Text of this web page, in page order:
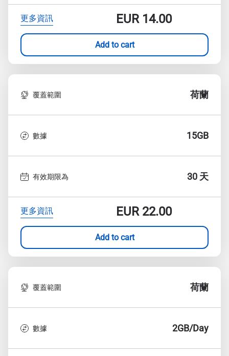
更多資訊 EUR14.00
Add to cart
覆蓋範圍 荷蘭
數據 15GB
有效期限為 30 天
更多資訊 EUR22.00
Add to cart
覆蓋範圍 荷蘭
數據 2GB/Day